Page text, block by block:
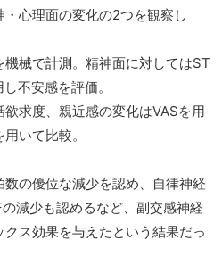
心理面の変化の2つを観察し
械で計測。精神面に対してはST
不安感を評価。
求度、親近感の変化はVASを用
いて比較。
の優位な減少を認め、自律神経
減少も認めるなど、副交感神経
ス効果を与えたという結果だっ